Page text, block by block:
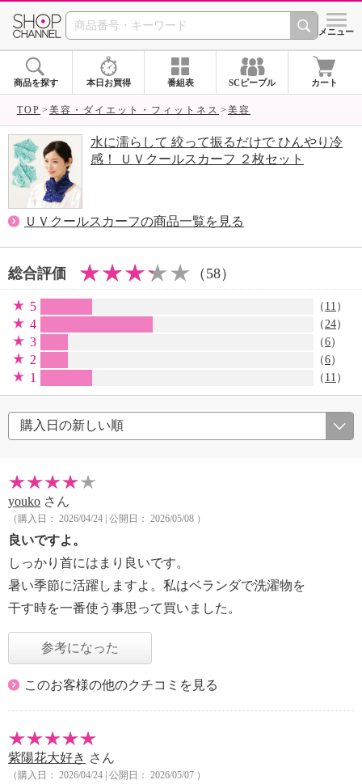
SHOP CHANNEL シメニュー
商品を探す 本日お買得 番組表 SCピープル カート
TOP 美容・ダイエット・フィットネス 美容
水に濡らして 絞って振るだけで ひんやり冷
感！ ＵＶクールスカーフ ２枚セット
ＵＶクールスカーフの商品一覧を見る
総合評価 （58）
5 （ 11 ）
4 （24）
3 （6）
2 （6）
1 （ 11 ）
youko さん
（購入日： 2026/04/24 | 公開日： 2026/05/08 ）
良いですよ。
しっかり首にはまり良いです。
暑い季節に活躍しますよ。私はベランダで洗濯物を
干す時を一番使う事思って買いました。
参考になった
このお客様の他のクチコミを見る
紫陽花大好き さん
（購入日： 2026/04/24 | 公開日： 2026/05/07 ）